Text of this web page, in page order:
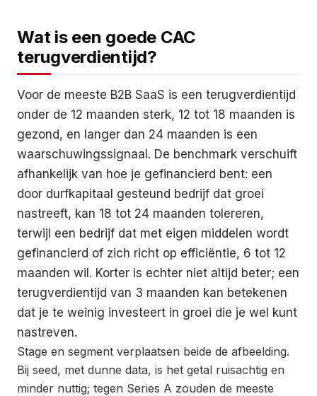
Wat is een goede CAC
terugverdientijd?
Voor de meeste B2B SaaS is een terugverdientijd
onder de 12 maanden sterk, 12 tot 18 maanden is
gezond, en langer dan 24 maanden is een
waarschuwingssignaal. De benchmark verschuift
afhankelijk van hoe je gefinancierd bent: een
door durfkapitaal gesteund bedrijf dat groei
nastreeft, kan 18 tot 24 maanden tolereren,
terwijl een bedrijf dat met eigen middelen wordt
gefinancierd of zich richt op efficiëntie, 6 tot 12
maanden wil. Korter is echter niet altijd beter; een
terugverdientijd van 3 maanden kan betekenen
dat je te weinig investeert in groei die je wel kunt
nastreven.
Stage en segment verplaatsen beide de afbeelding.
Bij seed, met dunne data, is het getal ruisachtig en
minder nuttig; tegen Series A zouden de meeste